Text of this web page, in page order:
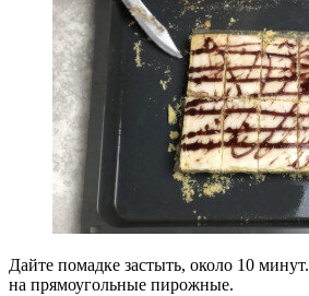
Дайте помадке застыть, около 10
на прямоугольные пирожные.